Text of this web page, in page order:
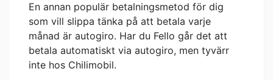
En annan populär betalningsmetod för dig
som vill slippa tänka på att betala varje
månad är autogiro. Har du Fello går det att
betala automatiskt via autogiro, men tyvärr
inte hos Chilimobil.